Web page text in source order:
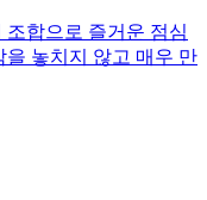
합으로 즐거운 점심
놓치지 않고 매우 만